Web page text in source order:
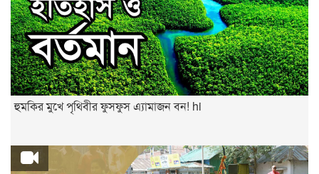
হুমকির মুখে পৃথিবীর ফুসফুস এ্যামাজন বন! hi